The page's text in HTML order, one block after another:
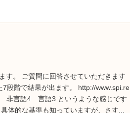
す。 ご質問に回答させていただきます
段階で結果が出ます。 http://www.spi.re
非言語4 言語3 というような感じです
体的な基準も知っていますが、さす...